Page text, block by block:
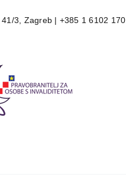
3, Zagreb | +385 1 6102 170